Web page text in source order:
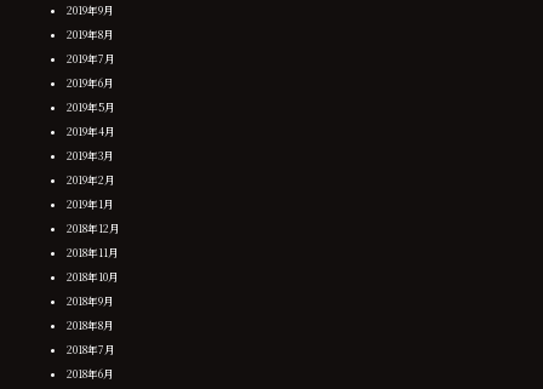
2019年9月
2019年8月
2019年7月
2019年6月
2019年5月
2019年4月
2019年3月
2019年2月
2019年1月
2018年12月
2018年11月
2018年10月
2018年9月
2018年8月
2018年7月
2018年6月